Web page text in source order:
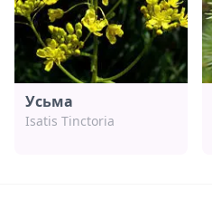
Усьма
Isatis Tinctoria